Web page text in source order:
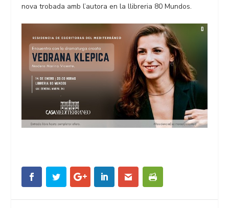
nova trobada amb l’autora en la llibreria 80 Mundos.